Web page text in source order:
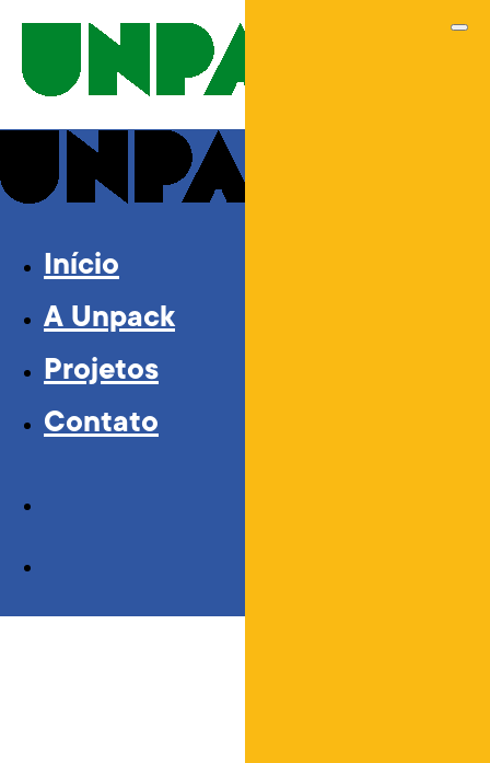
Início
A Unpack
Projetos
Contato